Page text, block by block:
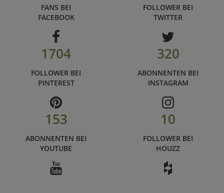
FANS BEI
FACEBOOK
FOLLOWER BEI
TWITTER
1704
FOLLOWER BEI
PINTEREST
320
ABONNENTEN BEI
INSTAGRAM
153
ABONNENTEN BEI
YOUTUBE
10
FOLLOWER BEI
HOUZZ